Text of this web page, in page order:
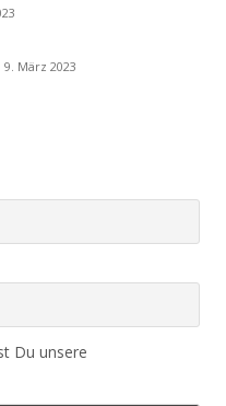
9. März 2023
Du unsere